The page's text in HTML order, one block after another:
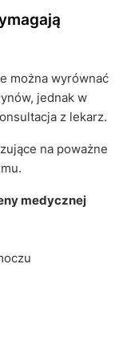
można wyrównać
jednak w
z lekarz.
na poważne
medycznej